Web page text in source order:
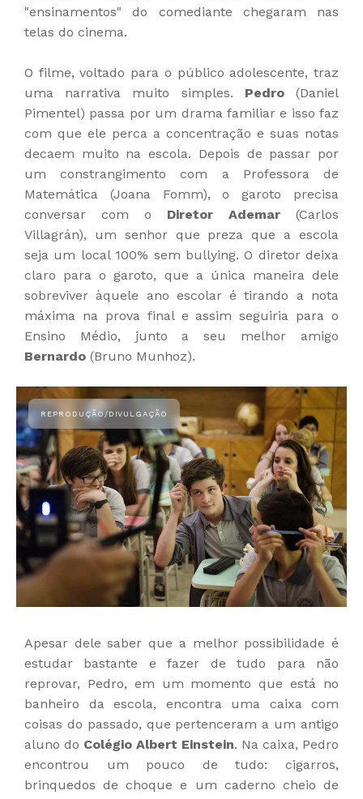
"ensinamentos" do comediante chegaram nas
telas do cinema.
O filme, voltado para o público adolescente, traz
uma narrativa muito simples. Pedro(Daniel
Pimentel) passa por um drama familiar e isso faz
com que ele perca a concentração e suas notas
decaem muito na escola. Depois de passar por
um constrangimento com a Professora de
Matemática (Joana Fomm), o garoto precisa
conversar com o Diretor Ademar (Carlos
Villagrán), um senhor que preza que a escola
seja um local 100% sem bullying. O diretor deixa
claro para o garoto, que a única maneira dele
sobreviver àquele ano escolar é tirando a nota
máxima na prova final e assim seguiria para o
Ensino Médio, junto a seu melhor amigo
Bernardo (Bruno Munhoz).
Apesar dele saber que a melhor possibilidade é
estudar bastante e fazer de tudo para não
reprovar, Pedro, em um momento que está no
banheiro da escola, encontra uma caixa com
coisas do passado, que pertenceram a um antigo
aluno do Colégio Albert Einstein. Na caixa, Pedro
encontrou um pouco de tudo: cigarros,
brinquedos de choque e um caderno cheio de